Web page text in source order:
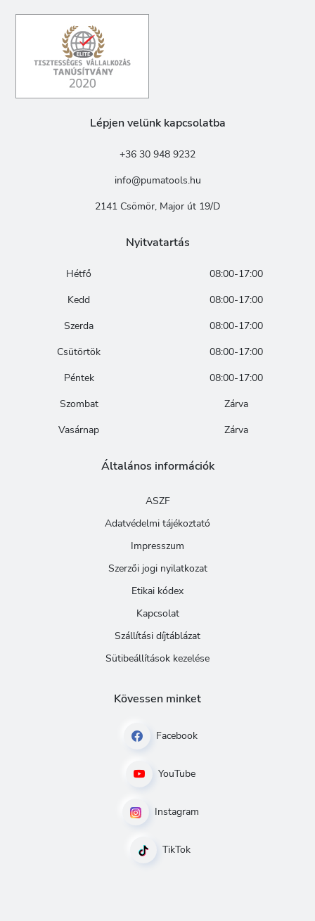
Lépjen velünk kapcsolatba
+36 30 948 9232
info@pumatools.hu
2141 Csömör, Major út 19/D
Nyitvatartás
Hétfő
08:00-17:00
Kedd
08:00-17:00
Szerda
08:00-17:00
Csütörtök
08:00-17:00
Péntek
08:00-17:00
Szombat
Zárva
Vasárnap
Zárva
Általános információk
ASZF
Adatvédelmi tájékoztató
Impresszum
Szerzői jogi nyilatkozat
Etikai kódex
Kapcsolat
Szállítási díjtáblázat
Sütibeállítások kezelése
Kövessen minket
Facebook
YouTube
Instagram
TikTok